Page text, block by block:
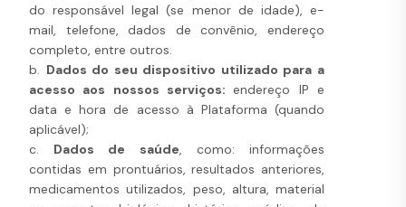
do responsável legal (se menor de idade), e-
mail, telefone, dados de convênio, endereço
completo, entre outros.
b. Dados do seu dispositivo utilizado para a
acesso aos nossos serviços:endereço IP e
data e hora de acesso à Plataforma (quando
aplicável);
c. Dados de saúde, como: informações
contidas em prontuários, resultados anteriores,
medicamentos utilizados, peso, altura, material